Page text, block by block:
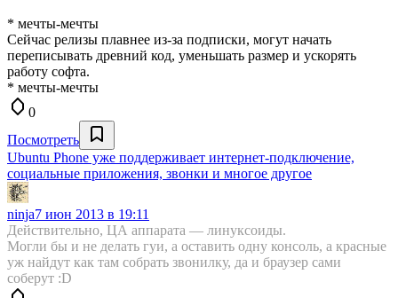
* мечты-мечты
Сейчас релизы плавнее из-за подписки, могут начать
переписывать древний код, уменьшать размер и ускорять
работу софта.
* мечты-мечты
0
Посмотреть
Ubuntu Phone уже поддерживает интернет-подключение,
социальные приложения, звонки и многое другое
ninja7 июн 2013 в 19:11
Действительно, ЦА аппарата — линуксоиды.
Могли бы и не делать гуи, а оставить одну консоль, а красные
уж найдут как там собрать звонилку, да и браузер сами
соберут :D